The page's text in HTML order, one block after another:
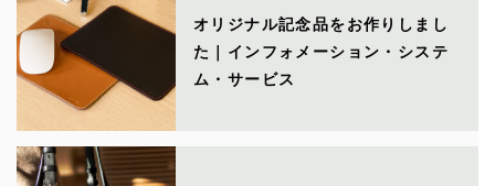
オリジナル記念品をお作りしまし
た｜インフォメーション・システ
ム・サービス